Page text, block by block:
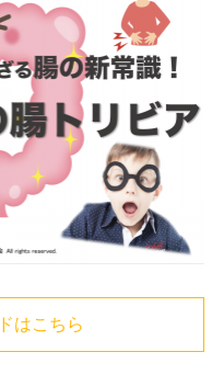
はこちら